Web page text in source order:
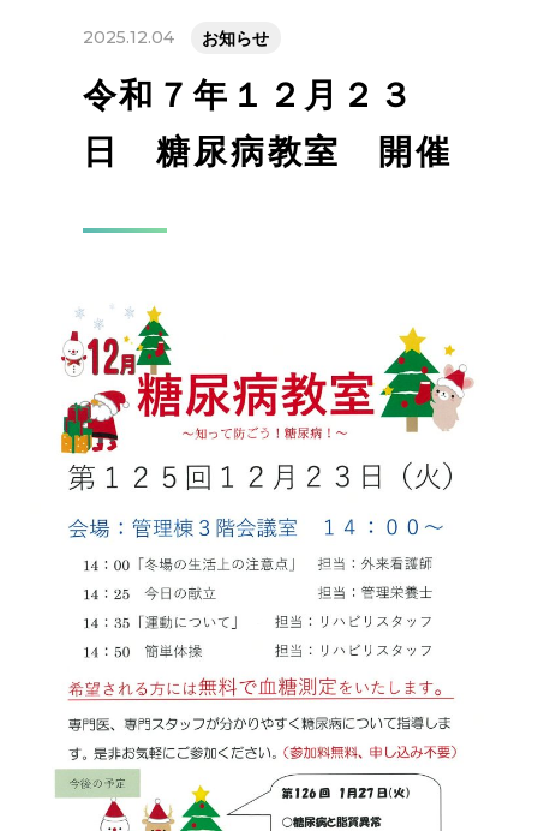
2025.12.04 お知らせ
令和７年１２月２３
日 糖尿病教室 開催